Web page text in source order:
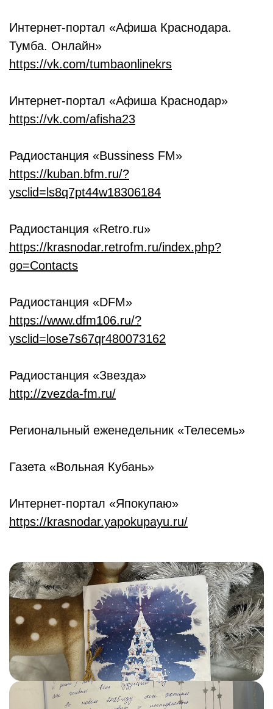
Интернет-портал «Афиша Краснодара.
Тумба. Онлайн»
https://vk.com/tumbaonlinekrs
Интернет-портал «Афиша Краснодар»
https://vk.com/afisha23
Радиостанция «Bussiness FM»
https://kuban.bfm.ru/?
ysclid=ls8q7pt44w18306184
Радиостанция «Retro.ru»
https://krasnodar.retrofm.ru/index.php?
go=Contacts
Радиостанция «DFM»
https://www.dfm106.ru/?
ysclid=lose7s67qr480073162
Радиостанция «Звезда»
http://zvezda-fm.ru/
Региональный еженедельник «Телесемь»
Газета «Вольная Кубань»
Интернет-портал «Япокупаю»
https://krasnodar.yapokupayu.ru/